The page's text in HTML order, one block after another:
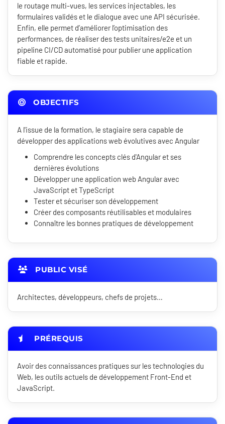
le routage multi-vues, les services injectables, les
formulaires validés et le dialogue avec une API sécurisée.
Enfin, elle permet d’améliorer l’optimisation des
performances, de réaliser des tests unitaires/e2e et un
pipeline CI/CD automatisé pour publier une application
fiable et rapide.
OBJECTIFS
A l'issue de la formation, le stagiaire sera capable de
développer des applications web évolutives avec Angular
Comprendre les concepts clés d'Angular et ses
dernières évolutions
Développer une application web Angular avec
JavaScript et TypeScript
Tester et sécuriser son développement
Créer des composants réutilisables et modulaires
Connaître les bonnes pratiques de développement
PUBLIC VISÉ
Architectes, développeurs, chefs de projets…
PRÉREQUIS
Avoir des connaissances pratiques sur les technologies du
Web, les outils actuels de développement Front-End et
JavaScript.